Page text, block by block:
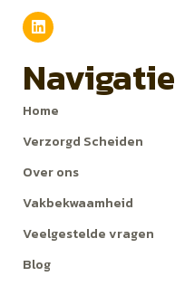
Navigatie
Home
Verzorgd Scheiden
Over ons
Vakbekwaamheid
Veelgestelde vragen
Blog